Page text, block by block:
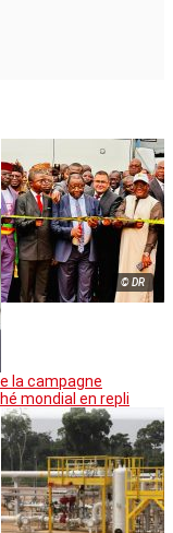
© DR
la campagne
mondial en repli